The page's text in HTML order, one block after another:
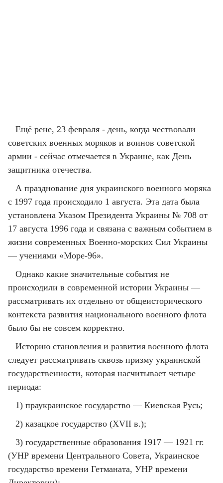
Ещё рене, 23 февраля - день, когда чествовали
советских военных моряков и воинов советской
армии - сейчас отмечается в Украине, как День
защитника отечества.
А празднование дня украинского военного моряка
с 1997 года происходило 1 августа. Эта дата была
установлена Указом Президента Украины № 708 от
17 августа 1996 года и связана с важным событием в
жизни современных Военно-морских Сил Украины
— учениями «Море-96».
Однако какие значительные события не
происходили в современной истории Украины —
рассматривать их отдельно от общеисторического
контекста развития национального военного флота
было бы не совсем корректно.
Историю становления и развития военного флота
следует рассматривать сквозь призму украинской
государственности, которая насчитывает четыре
периода:
1) праукраинское государство — Киевская Русь;
2) казацкое государство (ХVІІ в.);
3) государственные образования 1917 — 1921 гг.
(УНР времени Центрального Совета, Украинское
государство времени Гетманата, УНР времени